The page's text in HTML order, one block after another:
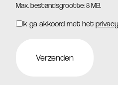
Max. bestandsgrootte: 8 MB.
Instemming
Ik ga akkoord met het